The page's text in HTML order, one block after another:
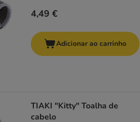
4,49 €
Adicionar ao carrinho
TIAKI "Kitty" Toalha de
cabelo